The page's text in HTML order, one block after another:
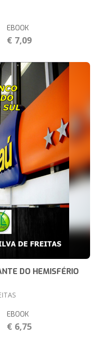
EBOOK
€ 7,09
DO HEMISFÉRIO
EBOOK
€ 6,75